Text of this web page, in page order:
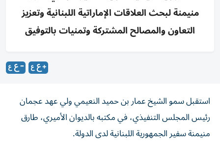
منيمنة لبحث العلاقات الإماراتية اللبنانية وتعزيز
التعاون والمصالح المشتركة وتمنيات بالتوفيق
استقبل سمو الشيخ عمار بن حميد النعيمي ولي عهد عجمان
رئيس المجلس التنفيذي، في مكتبه بالديوان الأميري، طارق
منيمنة سفير الجمهورية اللبنانية لدى الدولة.